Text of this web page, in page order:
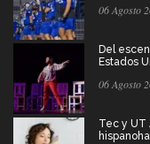
06 Agosto
Del
Estados
06 Agosto
Tec y UT